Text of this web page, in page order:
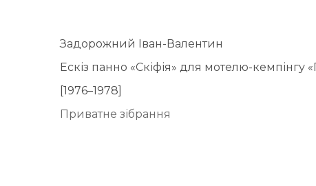
Задорожний Іван-Валентин
Ескіз панно «Скіфія» для мотелю-кемпінгу
[1976–1978]
Приватне зібрання